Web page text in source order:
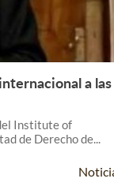
Leer Más +
a las
Institute of
de Derecho de...